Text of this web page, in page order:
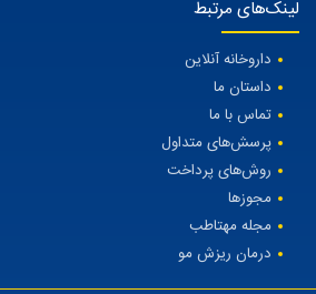
لینک‌های مرتبط
داروخانه آنلاین
داستان ما
تماس با ما
پرسش‌های متداول
روش‌های پرداخت
مجوزها
مجله مهتاطب
درمان ریزش مو